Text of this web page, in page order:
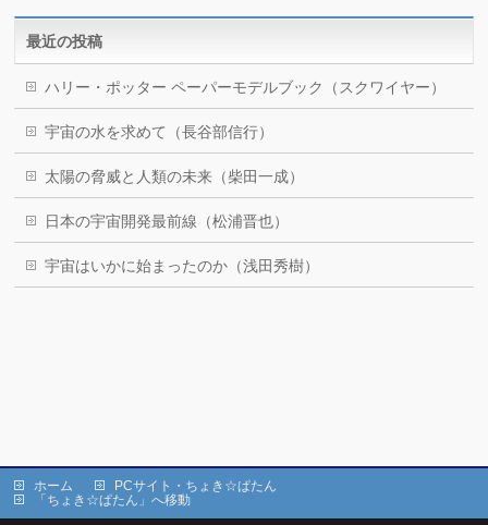
最近の投稿
ハリー・ポッター ペーパーモデルブック（スクワイヤー）
宇宙の水を求めて（長谷部信行）
太陽の脅威と人類の未来（柴田一成）
日本の宇宙開発最前線（松浦晋也）
宇宙はいかに始まったのか（浅田秀樹）
ホーム
PCサイト・ちょき☆ぱたん
「ちょき☆ぱたん」へ移動